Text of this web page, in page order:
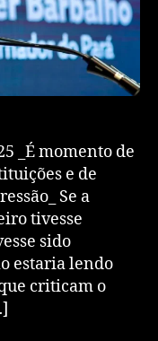
_É momento de
e de
Se a
tivesse
sido
estaria lendo
criticam o